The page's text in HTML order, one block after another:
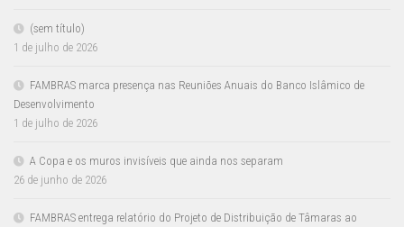
(sem título)
1 de julho de 2026
FAMBRAS marca presença nas Reuniões Anuais do Banco Islâmico de
Desenvolvimento
1 de julho de 2026
A Copa e os muros invisíveis que ainda nos separam
26 de junho de 2026
FAMBRAS entrega relatório do Projeto de Distribuição de Tâmaras ao